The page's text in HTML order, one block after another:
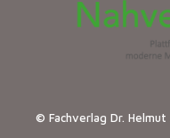
© Fachverlag Dr. Helmut